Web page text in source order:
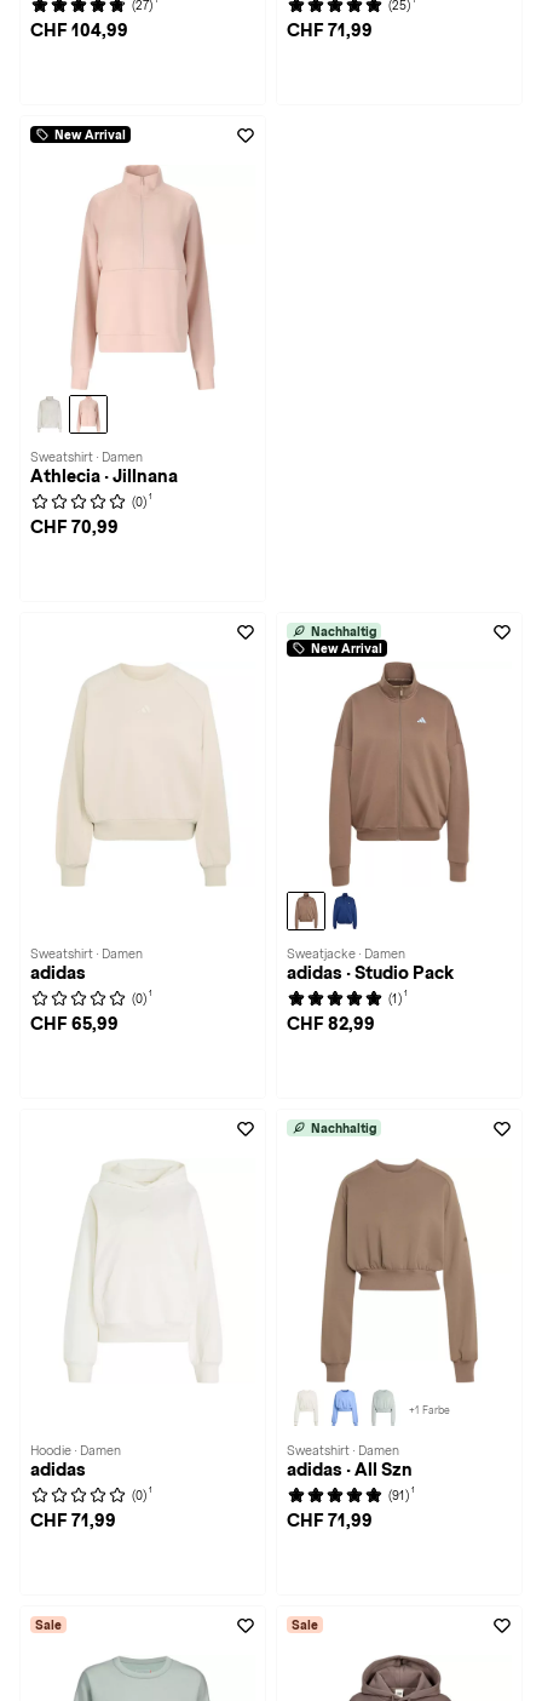
(27)
CHF 104,99
(25)
CHF 71,99
New Arrival
Sweatshirt · Damen
Athlecia · Jillnana
(0) 1
CHF 70,99
Sweatshirt · Damen
adidas
(0) 1
CHF 65,99
Nachhaltig
New Arrival
Sweatjacke · Damen
adidas · Studio Pack
(1) 1
CHF 82,99
Hoodie · Damen
adidas
(0) 1
CHF 71,99
Nachhaltig
+1 Farbe
Sweatshirt · Damen
adidas · All Szn
(91) 1
CHF 71,99
Sale Sale